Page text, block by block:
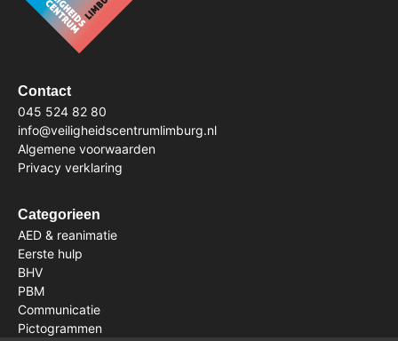
Contact
045 524 82 80
info@veiligheidscentrumlimburg.nl
Algemene voorwaarden
Privacy verklaring
Categorieen
AED & reanimatie
Eerste hulp
BHV
PBM
Communicatie
Pictogrammen